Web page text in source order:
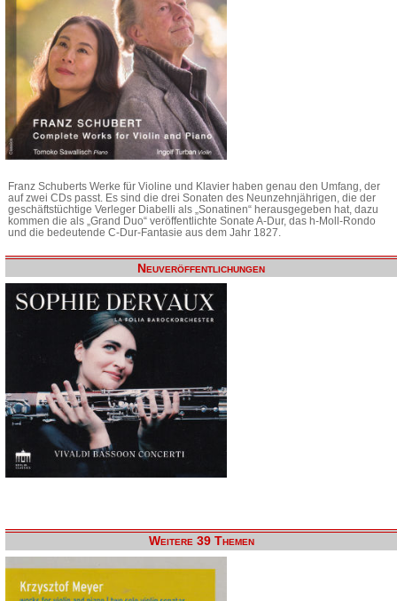
Franz Schuberts Werke für Violine und Klavier haben genau den Umfang, der
auf zwei CDs passt. Es sind die drei Sonaten des Neunzehnjährigen, die der
geschäftstüchtige Verleger Diabelli als „Sonatinen“ herausgegeben hat, dazu
kommen die als „Grand Duo“ veröffentlichte Sonate A-Dur, das h-Moll-Rondo
und die bedeutende C-Dur-Fantasie aus dem Jahr 1827.
Neuveröffentlichungen
Weitere 39 Themen